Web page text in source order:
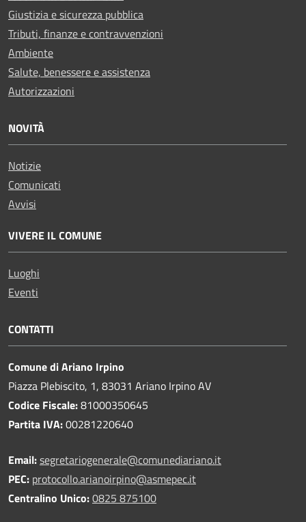
Giustizia e sicurezza pubblica
Tributi, finanze e contravvenzioni
Ambiente
Salute, benessere e assistenza
Autorizzazioni
NOVITÀ
Notizie
Comunicati
Avvisi
VIVERE IL COMUNE
Luoghi
Eventi
CONTATTI
Comune di Ariano Irpino
Piazza Plebiscito, 1, 83031 Ariano Irpino AV
Codice Fiscale:81000350645
Partita IVA:00281220640
Email:segretariogenerale@comunediariano.it
PEC: protocollo.arianoirpino@asmepec.it
Centralino Unico:0825 875100